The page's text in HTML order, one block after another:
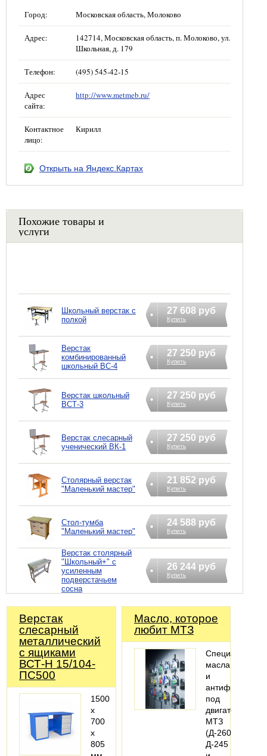
Город: Московская область, Молоково
Адрес:
142714, Московская область, п. Молоково, ул.
Школьная, д. 179
Телефон: (495) 545-42-15
Адрес
сайта:
http://www.metmeb.ru/
Контактное
лицо:
Кирилл
Открыть на Яндекс.Картах
Похожие товары и
услуги
Школьный верстак с
полкой
27 608 руб
Купить
Верстак
комбинированный
школьный ВС-4
27 250 руб
Купить
Верстак школьный
ВСТ-3
27 250 руб
Купить
Верстак слесарный
ученический ВК-1
27 250 руб
Купить
Столярный верстак
"Маленький мастер"
21 852 руб
Купить
Стол-тумба
"Маленький мастер"
24 588 руб
Купить
Верстак столярный
"Школьный+" с
усиленным
подверстачьем
сосна
26 244 руб
Купить
Верстак
слесарный
металлический
с ящиками
ВСТ-Н 15/104-
ПС500
1500
х
700
х
805
Масло, которое
любит МТЗ
Специальные
масла
и
антифризы
под
двигатели
МТЗ
(Д-260,
Д-245